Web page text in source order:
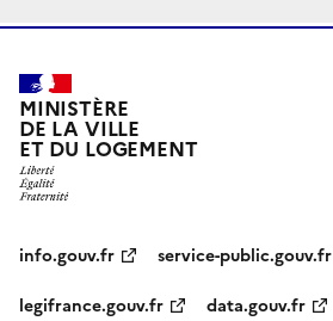
MINISTÈRE
DE LA VILLE
ET DU LOGEMENT
info.gouv.fr
service-public.gouv.fr
legifrance.gouv.fr
data.gouv.fr